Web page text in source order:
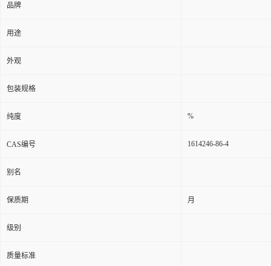
品牌
用途
外观
包装规格
纯度 %
CAS编号 1614246-86-4
别名
保质期 月
级别
质量标准